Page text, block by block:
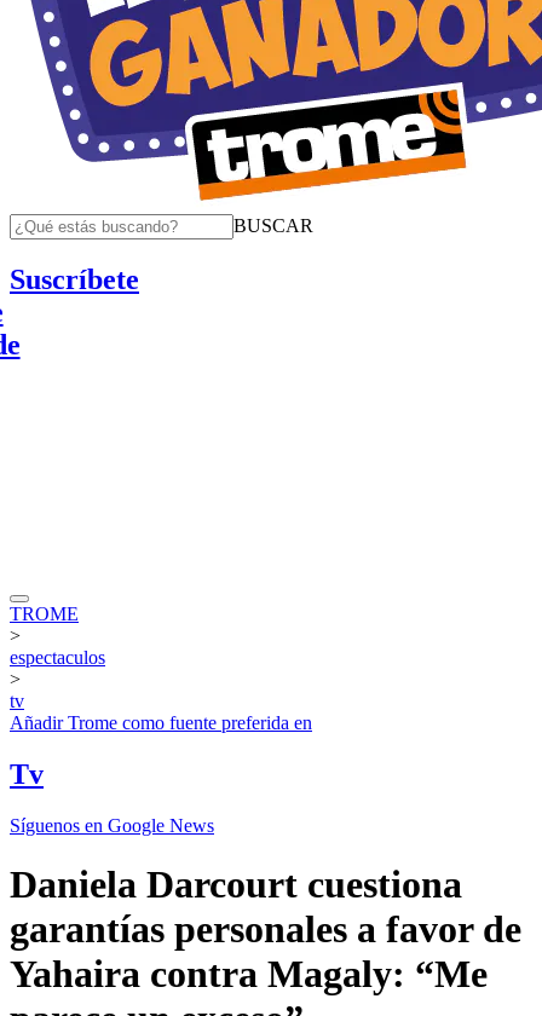
BUSCAR
Suscríbete
TROME
>
espectaculos
>
tv
AñadirTrome como fuente preferida en
Tv
Síguenos en Google News
Daniela Darcourt cuestiona
garantías personales a favor de
Yahaira contra Magaly: “Me